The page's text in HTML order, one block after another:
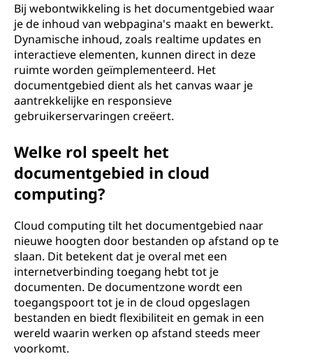
Bij webontwikkeling is het documentgebied waar
je de inhoud van webpagina's maakt en bewerkt.
Dynamische inhoud, zoals realtime updates en
interactieve elementen, kunnen direct in deze
ruimte worden geïmplementeerd. Het
documentgebied dient als het canvas waar je
aantrekkelijke en responsieve
gebruikerservaringen creëert.
Welke rol speelt het
documentgebied in cloud
computing?
Cloud computing tilt het documentgebied naar
nieuwe hoogten door bestanden op afstand op te
slaan. Dit betekent dat je overal met een
internetverbinding toegang hebt tot je
documenten. De documentzone wordt een
toegangspoort tot je in de cloud opgeslagen
bestanden en biedt flexibiliteit en gemak in een
wereld waarin werken op afstand steeds meer
voorkomt.